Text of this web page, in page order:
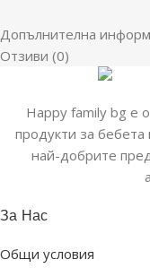
Допълнителна
Отзиви (0)
Happy family bg е
продукти за
най-добрите
За Нас
Общи условия